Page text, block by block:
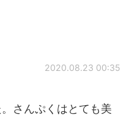
2020.08.23 00:35
さんぷくはとても美